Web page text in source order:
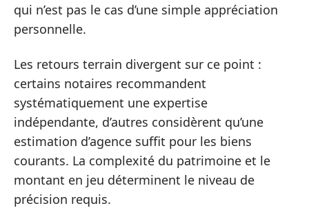
qui n’est pas le cas d’une simple appréciation
personnelle.
Les retours terrain divergent sur ce point :
certains notaires recommandent
systématiquement une expertise
indépendante, d’autres considèrent qu’une
estimation d’agence suffit pour les biens
courants. La complexité du patrimoine et le
montant en jeu déterminent le niveau de
précision requis.